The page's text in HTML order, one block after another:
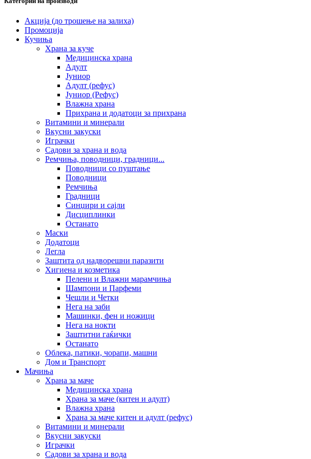
Акција (до трошење на залиха)
Промоција
Кучиња
Храна за куче
Медицинска храна
Адулт
Јуниор
Адулт (рефус)
Јуниор (Рефус)
Влажна храна
Прихрана и додатоци за прихрана
Витамини и минерали
Вкусни закуски
Играчки
Садови за храна и вода
Ремчиња, поводници, градници...
Поводници со пуштање
Поводници
Ремчиња
Градници
Синџири и сајли
Дисциплинки
Останато
Маски
Додатоци
Легла
Заштита од надворешни паразити
Хигиена и козметика
Пелени и Влажни марамчиња
Шампони и Парфеми
Чешли и Четки
Нега на заби
Машинки, фен и ножици
Нега на нокти
Заштитни гаќички
Останато
Облека, патики, чорапи, машни
Дом и Транспорт
Мачиња
Храна за маче
Медицинска храна
Храна за маче (китен и адулт)
Влажна храна
Храна за маче китен и адулт (рефус)
Витамини и минерали
Вкусни закуски
Играчки
Садови за храна и вода